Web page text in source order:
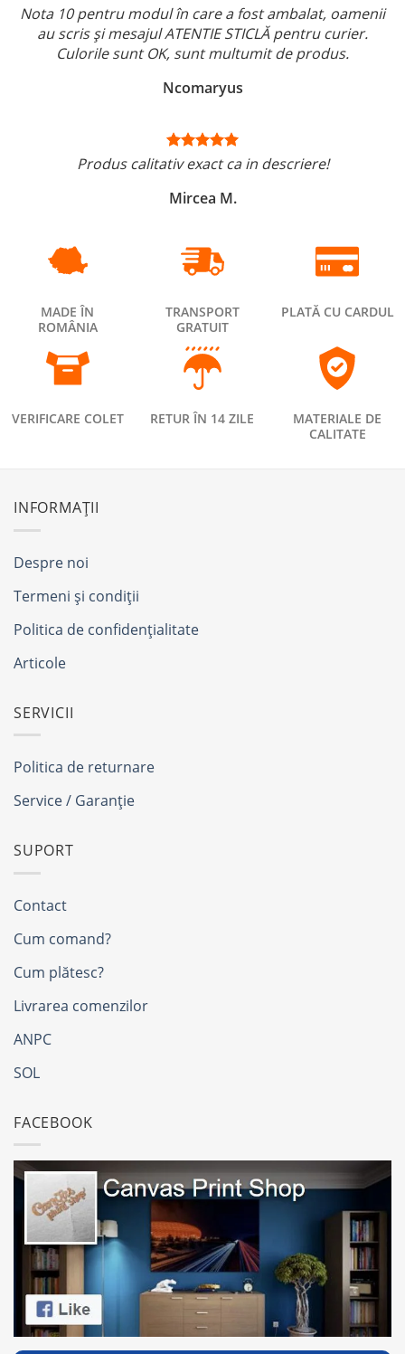
Nota 10 pentru modul în care a fost ambalat, oamenii
au scris și mesajul ATENTIE STICLĂ pentru curier.
Culorile sunt OK, sunt multumit de produs.
Ncomaryus
Produs calitativ exact ca in descriere!
Mircea M.
MADE ÎN
ROMÂNIA
TRANSPORT
GRATUIT
PLATĂ CU CARDUL
VERIFICARE COLET RETUR ÎN 14 ZILE
MATERIALE DE
CALITATE
INFORMAȚII
Despre noi
Termeni și condiții
Politica de confidențialitate
Articole
SERVICII
Politica de returnare
Service / Garanție
SUPORT
Contact
Cum comand?
Cum plătesc?
Livrarea comenzilor
ANPC
SOL
FACEBOOK